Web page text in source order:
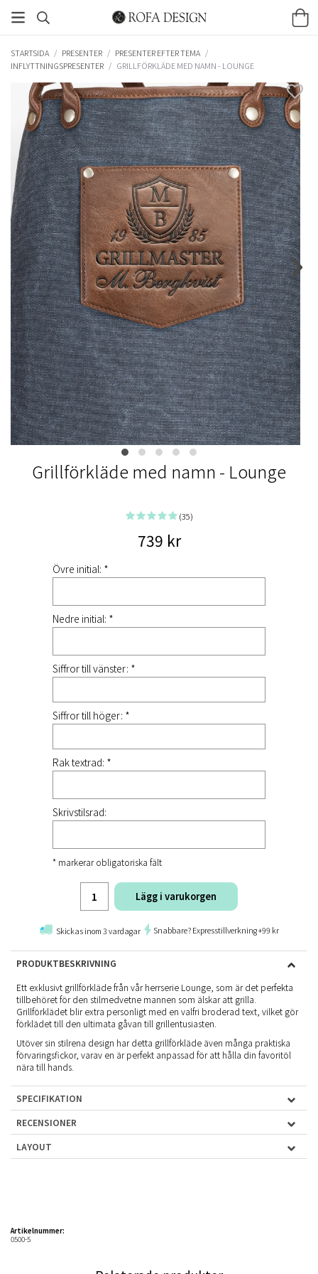
STARTSIDA / PRESENTER / PRESENTER EFTER TEMA /
INFLYTTNINGSPRESENTER / GRILLFÖRKLÄDE MED NAMN - LOUNGE
Grillförkläde med namn - Lounge
(35)
739 kr
Övre initial: *
Nedre initial: *
Siffror till vänster: *
Siffror till höger: *
Rak textrad: *
Skrivstilsrad:
* markerar obligatoriska fält
Lägg i varukorgen
Skickas inom 3 vardagar Snabbare? Expresstillverkning +99 kr
PRODUKTBESKRIVNING
Ett exklusivt grillförkläde från vår herrserie Lounge, som är det perfekta
tillbehöret för den stilmedvetne mannen som älskar att grilla.
Grillförklädet blir extra personligt med en valfri broderad text, vilket gör
förklädet till den ultimata gåvan till grillentusiasten.
Utöver sin stilrena design har detta grillförkläde även många praktiska
förvaringsfickor, varav en är perfekt anpassad för att hålla din favoritöl
nära till hands.
SPECIFIKATION
RECENSIONER
LAYOUT
Artikelnummer:
0500-5